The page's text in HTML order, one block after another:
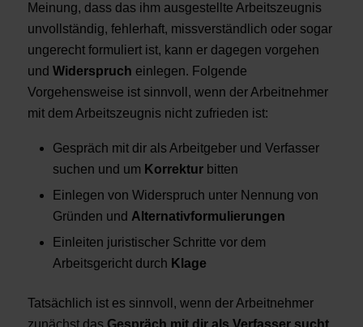
Meinung, dass das ihm ausgestellte Arbeitszeugnis
unvollständig, fehlerhaft, missverständlich oder sogar
ungerecht formuliert ist, kann er dagegen vorgehen
und Widerspruch einlegen. Folgende
Vorgehensweise ist sinnvoll, wenn der Arbeitnehmer
mit dem Arbeitszeugnis nicht zufrieden ist:
Gespräch mit dir als Arbeitgeber und Verfasser
suchen und um Korrekturbitten
Einlegen von Widerspruch unter Nennung von
Gründen und Alternativformulierungen
Einleiten juristischer Schritte vor dem
Arbeitsgericht durch Klage
Tatsächlich ist es sinnvoll, wenn der Arbeitnehmer
zunächst das Gespräch mit dir als Verfasser sucht,